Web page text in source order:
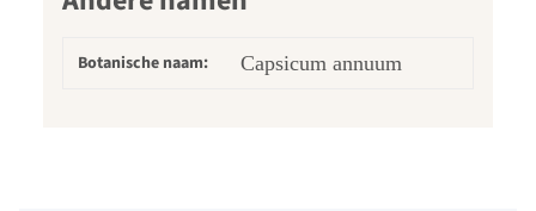
Botanische naam: Capsicum annuum